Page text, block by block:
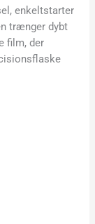
enkeltstarter
trænger dybt
film, der